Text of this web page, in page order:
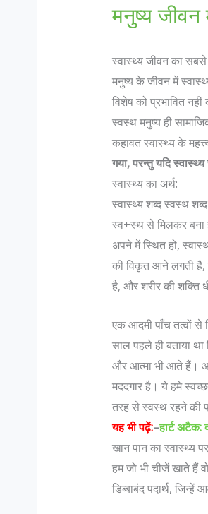
मनुष्य जीवन
स्वास्थ्य जीवन का सबसे
मनुष्य के जीवन में
विशेष को प्रभावित
स्वस्थ मनुष्य ही
कहावत स्वास्थ्य के
गया, परन्तु यदि
स्वास्थ्य का अर्थ:
स्वास्थ्य शब्द स्वस्थ
स्व+स्थ से मिलकर बना
अपने में स्थित हो,
की विकृत आने लगती है,
है, और शरीर की शक्ति
एक आदमी पाँच तत्वों से
साल पहले ही बताया
और आत्मा भी आते हैं।
मददगार है। ये हमे
तरह से स्वस्थ रहने की
यह भी पढ़ें:–हार्ट अटैक:
खान पान का स्वास्थ्य
हम जो भी चीजें खाते हैं
डिब्बाबंद पदार्थ,
मैं एक महिला मुस्लिम डॉक्टर भारत जैसे